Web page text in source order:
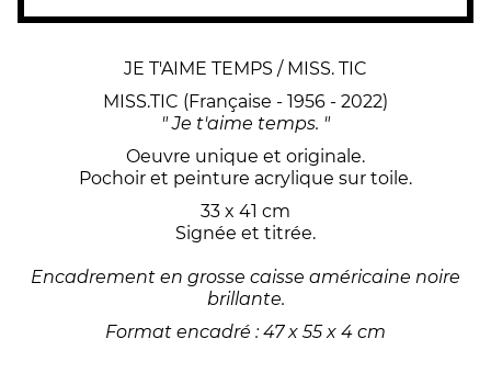
JE T'AIME TEMPS / MISS. TIC
MISS.TIC (Française - 1956 - 2022)
" Je t'aime temps. "
Oeuvre unique et originale.
Pochoir et peinture acrylique sur toile.
33 x 41 cm
Signée et titrée.
Encadrement en grosse caisse américaine noire
brillante.
Format encadré : 47 x 55 x 4 cm